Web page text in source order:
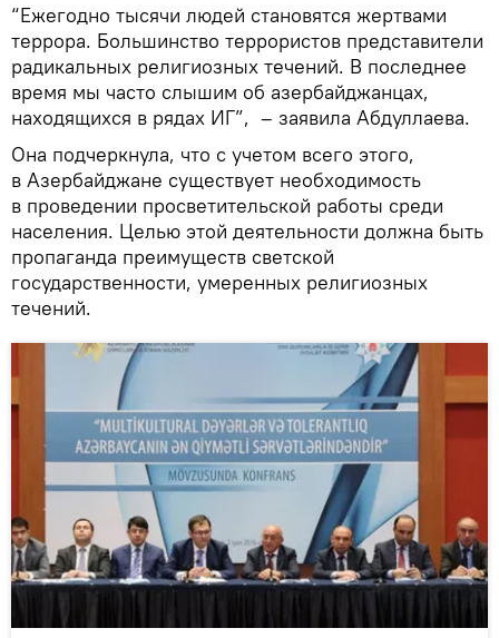
“Ежегодно тысячи людей становятся жертвами
террора. Большинство террористов представители
радикальных религиозных течений. В последнее
время мы часто слышим об азербайджанцах,
находящихся в рядах ИГ”, – заявила Абдуллаева.
Она подчеркнула, что с учетом всего этого,
в Азербайджане существует необходимость
в проведении просветительской работы среди
населения. Целью этой деятельности должна быть
пропаганда преимуществ светской
государственности, умеренных религиозных
течений.